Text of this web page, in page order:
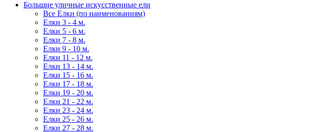
Большие уличные искусственные ели
Все Елки (по наименованиям)
Елки 3 - 4 м.
Елки 5 - 6 м.
Елки 7 - 8 м.
Елки 9 - 10 м.
Елки 11 - 12 м.
Елки 13 - 14 м.
Елки 15 - 16 м.
Елки 17 - 18 м.
Елки 19 - 20 м.
Елки 21 - 22 м.
Елки 23 - 24 м.
Елки 25 - 26 м.
Елки 27 - 28 м.